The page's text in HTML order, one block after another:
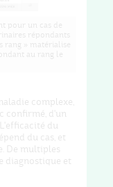
complexe,
confirmé, d'un
du
du cas, et
De multiples
diagnostique et